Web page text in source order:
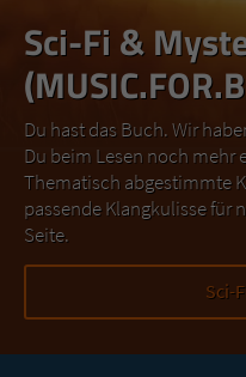
Sci-Fi &
Du hast das Buch. Wir
Du beim Lesen noch mehr
Thematisch abgestimmte
passende Klangkulisse für
Seite.
Sci-